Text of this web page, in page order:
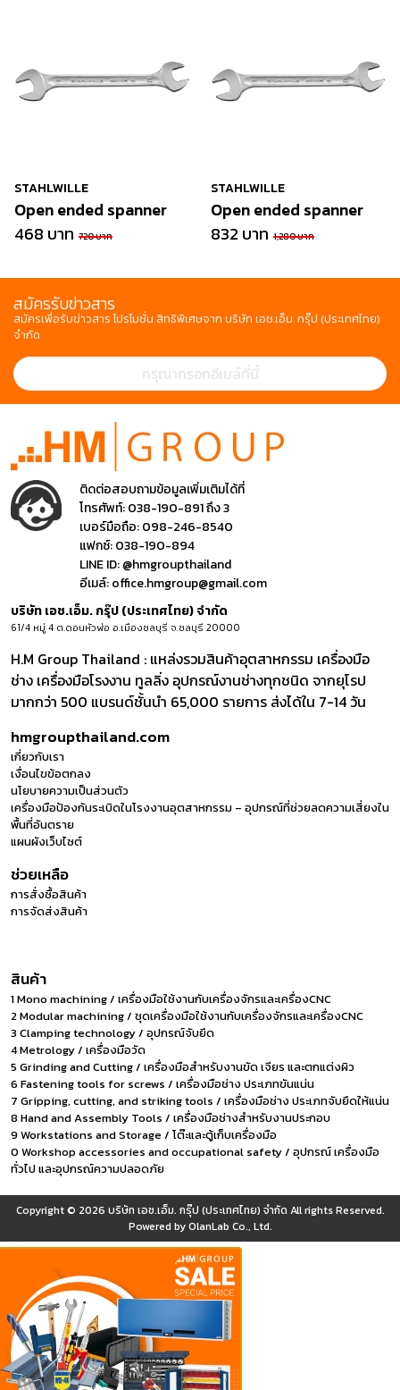
STAHLWILLE
Open ended spanner
468 บาท 720 บาท
STAHLWILLE
Open ended spanner
832 บาท 1,280 บาท
สมัครรับข่าวสาร
สมัครเพื่อรับข่าวสาร โปรโมชั่น สิทธิพิเศษจาก บริษัท เอช.เอ็ม. กรุ๊ป (ประเทศไทย)
จำกัด
ติดต่อสอบถามข้อมูลเพิ่มเติมได้ที่
โทรศัพท์:038-190-891 ถึง 3
เบอร์มือถือ:098-246-8540
แฟกซ์:038-190-894
LINE ID:@hmgroupthailand
อีเมล์:office.hmgroup@gmail.com
บริษัท เอช.เอ็ม. กรุ๊ป (ประเทศไทย) จำกัด
61/4 หมู่ 4 ต.ดอนหัวฬ่อ อ.เมืองชลบุรี จ.ชลบุรี 20000
H.M Group Thailand : แหล่งรวมสินค้าอุตสาหกรรม เครื่องมือ
ช่าง เครื่องมือโรงงาน ทูลลิ่ง อุปกรณ์งานช่างทุกชนิด จากยุโรป
มากกว่า 500 แบรนด์ชั้นนำ 65,000 รายการ ส่งได้ใน 7-14 วัน
hmgroupthailand.com
เกี่ยวกับเรา
เงื่อนไขข้อตกลง
นโยบายความเป็นส่วนตัว
เครื่องมือป้องกันระเบิดในโรงงานอุตสาหกรรม – อุปกรณ์ที่ช่วยลดความเสี่ยงใน
พื้นที่อันตราย
แผนผังเว็บไซต์
ช่วยเหลือ
การสั่งซื้อสินค้า
การจัดส่งสินค้า
สินค้า
1 Mono machining / เครื่องมือใช้งานกับเครื่องจักรและเครื่องCNC
2 Modular machining / ชุดเครื่องมือใช้งานกับเครื่องจักรและเครื่องCNC
3 Clamping technology / อุปกรณ์จับยึด
4 Metrology / เครื่องมือวัด
5 Grinding and Cutting / เครื่องมือสำหรับงานขัด เจียร และตกแต่งผิว
6 Fastening tools for screws / เครื่องมือช่าง ประเภทขันแน่น
7 Gripping, cutting, and striking tools / เครื่องมือช่าง ประเภทจับยึดให้แน่น
8 Hand and Assembly Tools / เครื่องมือช่างสำหรับงานประกอบ
9 Workstations and Storage / โต๊ะและตู้เก็บเครื่องมือ
0 Workshop accessories and occupational safety / อุปกรณ์ เครื่องมือ
ทั่วไป และอุปกรณ์ความปลอดภัย
Copyright © 2026 บริษัท เอช.เอ็ม. กรุ๊ป (ประเทศไทย) จำกัด All rights Reserved.
Powered byOlanLab Co., Ltd.